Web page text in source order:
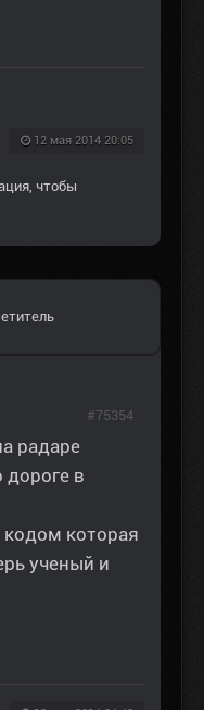
12 мая 2014 20:05
, чтобы
радаре
дороге в
кодом которая
ученый и
#75354